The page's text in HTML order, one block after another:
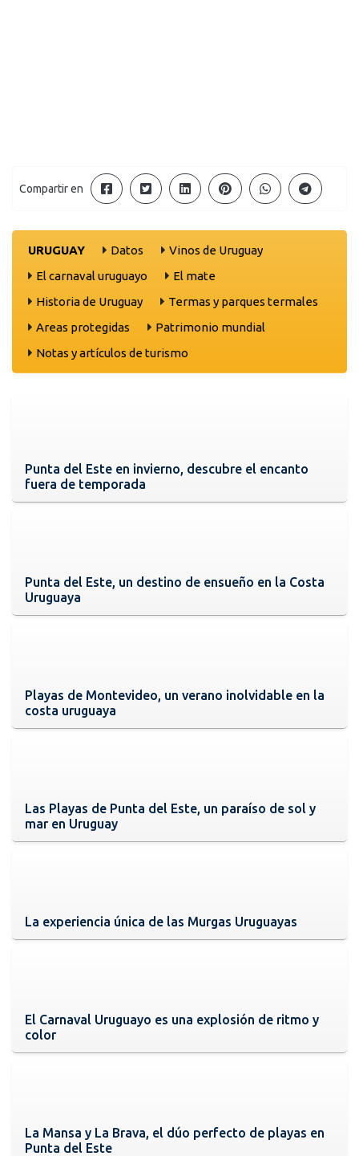
Compartir en
URUGUAY Datos
Vinos de Uruguay
El carnaval uruguayo
El mate
Historia de Uruguay
Termas y parques termales
Areas protegidas
Patrimonio mundial
Notas y artículos de turismo
Punta del Este en invierno, descubre el encanto
fuera de temporada
Punta del Este, un destino de ensueño en la Costa
Uruguaya
Playas de Montevideo, un verano inolvidable en la
costa uruguaya
Las Playas de Punta del Este, un paraíso de sol y
mar en Uruguay
La experiencia única de las Murgas Uruguayas
El Carnaval Uruguayo es una explosión de ritmo y
color
La Mansa y La Brava, el dúo perfecto de playas en
Punta del Este